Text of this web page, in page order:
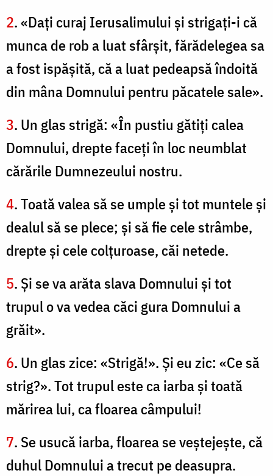
2. «Daţi curaj Ierusalimului şi strigaţi-i că
munca de rob a luat sfârşit, fărădelegea sa
a fost ispăşită, că a luat pedeapsă îndoită
din mâna Domnului pentru păcatele sale».
3. Un glas strigă: «În pustiu gătiţi calea
Domnului, drepte faceţi în loc neumblat
cărările Dumnezeului nostru.
4. Toată valea să se umple şi tot muntele şi
dealul să se plece; şi să fie cele strâmbe,
drepte şi cele colţuroase, căi netede.
5. Şi se va arăta slava Domnului şi tot
trupul o va vedea căci gura Domnului a
grăit».
6. Un glas zice: «Strigă!». Şi eu zic: «Ce să
strig?». Tot trupul este ca iarba şi toată
mărirea lui, ca floarea câmpului!
7. Se usucă iarba, floarea se veştejeşte, că
duhul Domnului a trecut pe deasupra.